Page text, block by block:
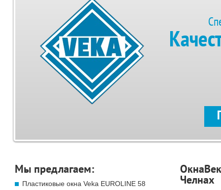
Мы предлагаем:
Пластиковые окна Veka EUROLINE 58
Челнах